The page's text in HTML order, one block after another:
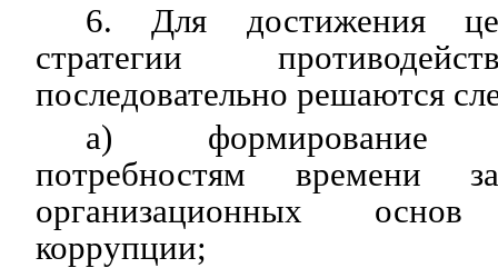
6. Для достижения
стратегии
последовательно решаются
а) формирование
потребностям времени
организационных основ
коррупции;